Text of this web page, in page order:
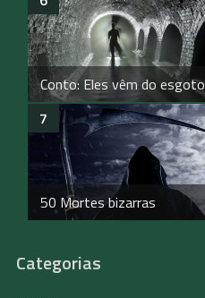
Conto: Eles vêm do esgoto
50 Mortes bizarras
Categorias